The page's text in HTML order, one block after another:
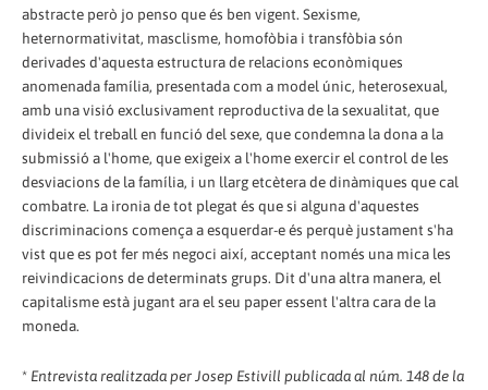
abstracte però jo penso que és ben vigent. Sexisme,
heternormativitat, masclisme, homofòbia i transfòbia són
derivades d'aquesta estructura de relacions econòmiques
anomenada família, presentada com a model únic, heterosexual,
amb una visió exclusivament reproductiva de la sexualitat, que
divideix el treball en funció del sexe, que condemna la dona a la
submissió a l'home, que exigeix a l'home exercir el control de les
desviacions de la família, i un llarg etcètera de dinàmiques que cal
combatre. La ironia de tot plegat és que si alguna d'aquestes
discriminacions comença a esquerdar-e és perquè justament s'ha
vist que es pot fer més negoci així, acceptant només una mica les
reivindicacions de determinats grups. Dit d'una altra manera, el
capitalisme està jugant ara el seu paper essent l'altra cara de la
moneda.
* Entrevista realitzada per Josep Estivill publicada al núm. 148 de la